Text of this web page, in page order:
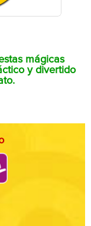
mágicas
y divertido